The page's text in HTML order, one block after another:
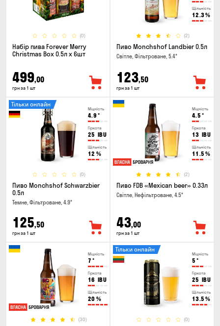
(0)
Набір пива Forever Merry
Christmas Box 0.5л x 6шт
499,00
грн за 1 шт
Щільність
12.3%
(2)
Пиво Monchshof Landbier 0.5л
Світле, Фільтроване, 5.4°
123,50
грн за 1 шт
Міцність
4.9 °
Гіркота
25 IBU
Щільність
12 %
(0)
Тільки онлайн
Пиво Monchshof Schwarzbier
0.5л
Темне, Фільтроване, 4.9°
125,50
грн за 1 шт
Міцність
4.5 °
Гіркота
13 IBU
Щільність
11.5 %
(2)
Пиво FDB «Mexican beer» 0.33л
Світле, Нефільтроване, 4.5°
43,00
грн за 1 шт
Міцність
7 °
Гіркота
16 IBU
Щільність
20 %
(30)
Міцність
5 °
Гіркота
25 IBU
Щільність
13.5 %
(0)
Тільки онлайн